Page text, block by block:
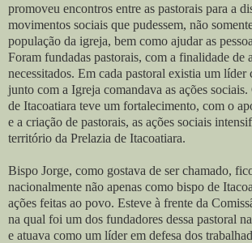
promoveu encontros entre as pastorais para a
movimentos sociais que pudessem, não
população da igreja, bem como ajudar as
Foram fundadas pastorais, com a finalidade de
necessitados. Em cada pastoral existia um líder
junto com a Igreja comandava as ações
de Itacoatiara teve um fortalecimento, com o
e a criação de pastorais, as ações sociais
território da Prelazia de Itacoatiara.
Bispo Jorge, como gostava de ser chamado,
nacionalmente não apenas como bispo de
ações feitas ao povo. Esteve à frente da
na qual foi um dos fundadores dessa pastoral
e atuava como um líder em defesa dos